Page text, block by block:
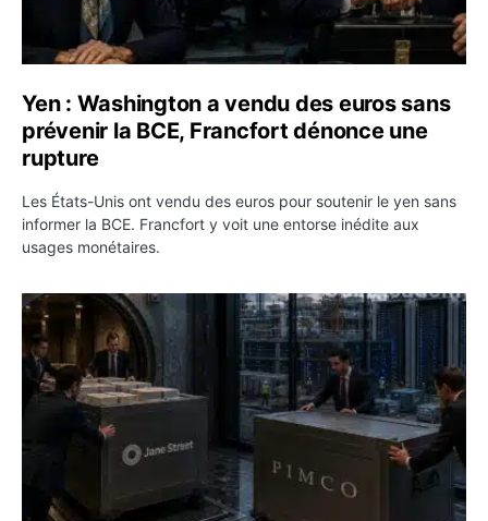
Yen : Washington a vendu des euros sans
prévenir la BCE, Francfort dénonce une
rupture
Les États-Unis ont vendu des euros pour soutenir le yen sans
informer la BCE. Francfort y voit une entorse inédite aux
usages monétaires.
Jane Street négocie le transfert de 11 milliards de